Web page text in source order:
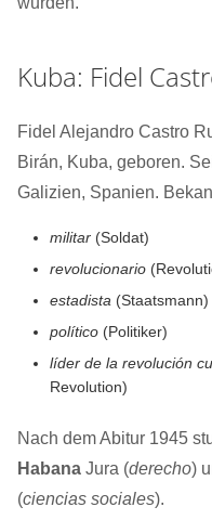
Kuba: Fidel
Fidel Alejandro Castro
Birán, Kuba, geboren.
Galizien, Spanien.
militar (Soldat)
revolucionario
estadista (Staatsmann)
político (Politiker)
líder de la revolución
Revolution)
Nach dem Abitur 1945
Habana Jura (derecho)
(ciencias sociales).